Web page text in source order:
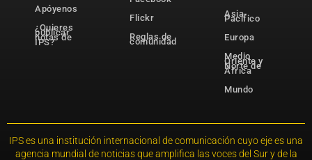
Apóyenos
¿Quieres
publicar
notas de
IPS?
Flickr
Reglas de
comunidad
Asia-
Pacífico
Europa
Medio
Oriente y
Norte de
África
Mundo
IPS es una institución internacional de comunicación cuyo eje es una
agencia mundial de noticias que amplifica las voces del Sur y de la